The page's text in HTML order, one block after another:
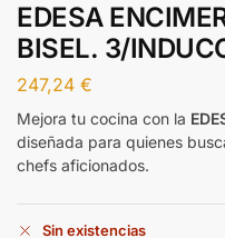
EDESA
BISEL. 3/
247,24 €
Mejora tu cocina con la
diseñada para quienes
chefs aficionados.
Sin existencias